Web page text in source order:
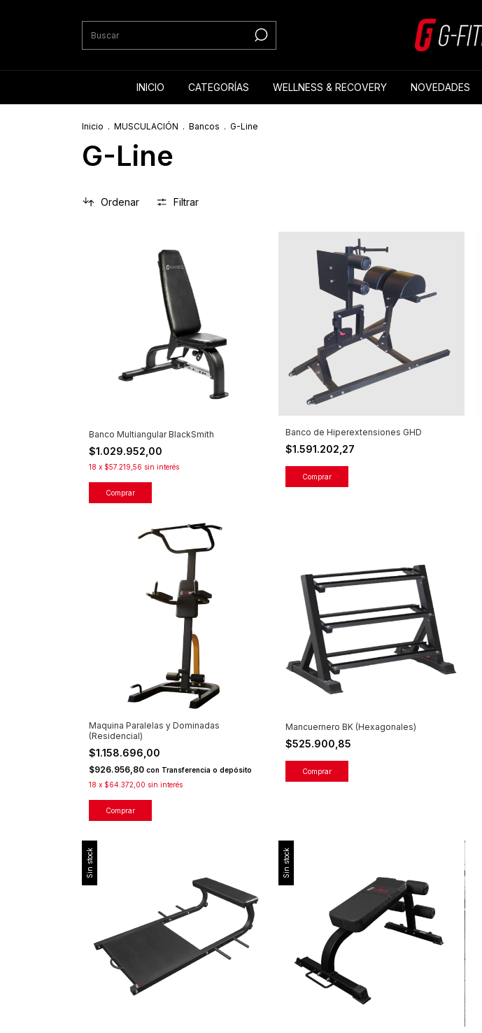
INICIO CATEGORÍAS WELLNESS & RECOVERY NOVEDADES
Inicio . MUSCULACIÓN . Bancos . G-Line
G-Line
Ordenar Filtrar
Banco Multiangular BlackSmith
$1.029.952,00
18 x $57.219,56 sin interés
Banco de Hiperextensiones GHD
$1.591.202,27
Maquina Paralelas y Dominadas
(Residencial)
$1.158.696,00
$926.956,80 con Transferencia o depósito
18 x $64.372,00 sin interés
Mancuernero BK (Hexagonales)
$525.900,85
Sin stock Sin stock